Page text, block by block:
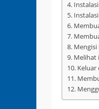
Mengisi
Melihat
Keluar